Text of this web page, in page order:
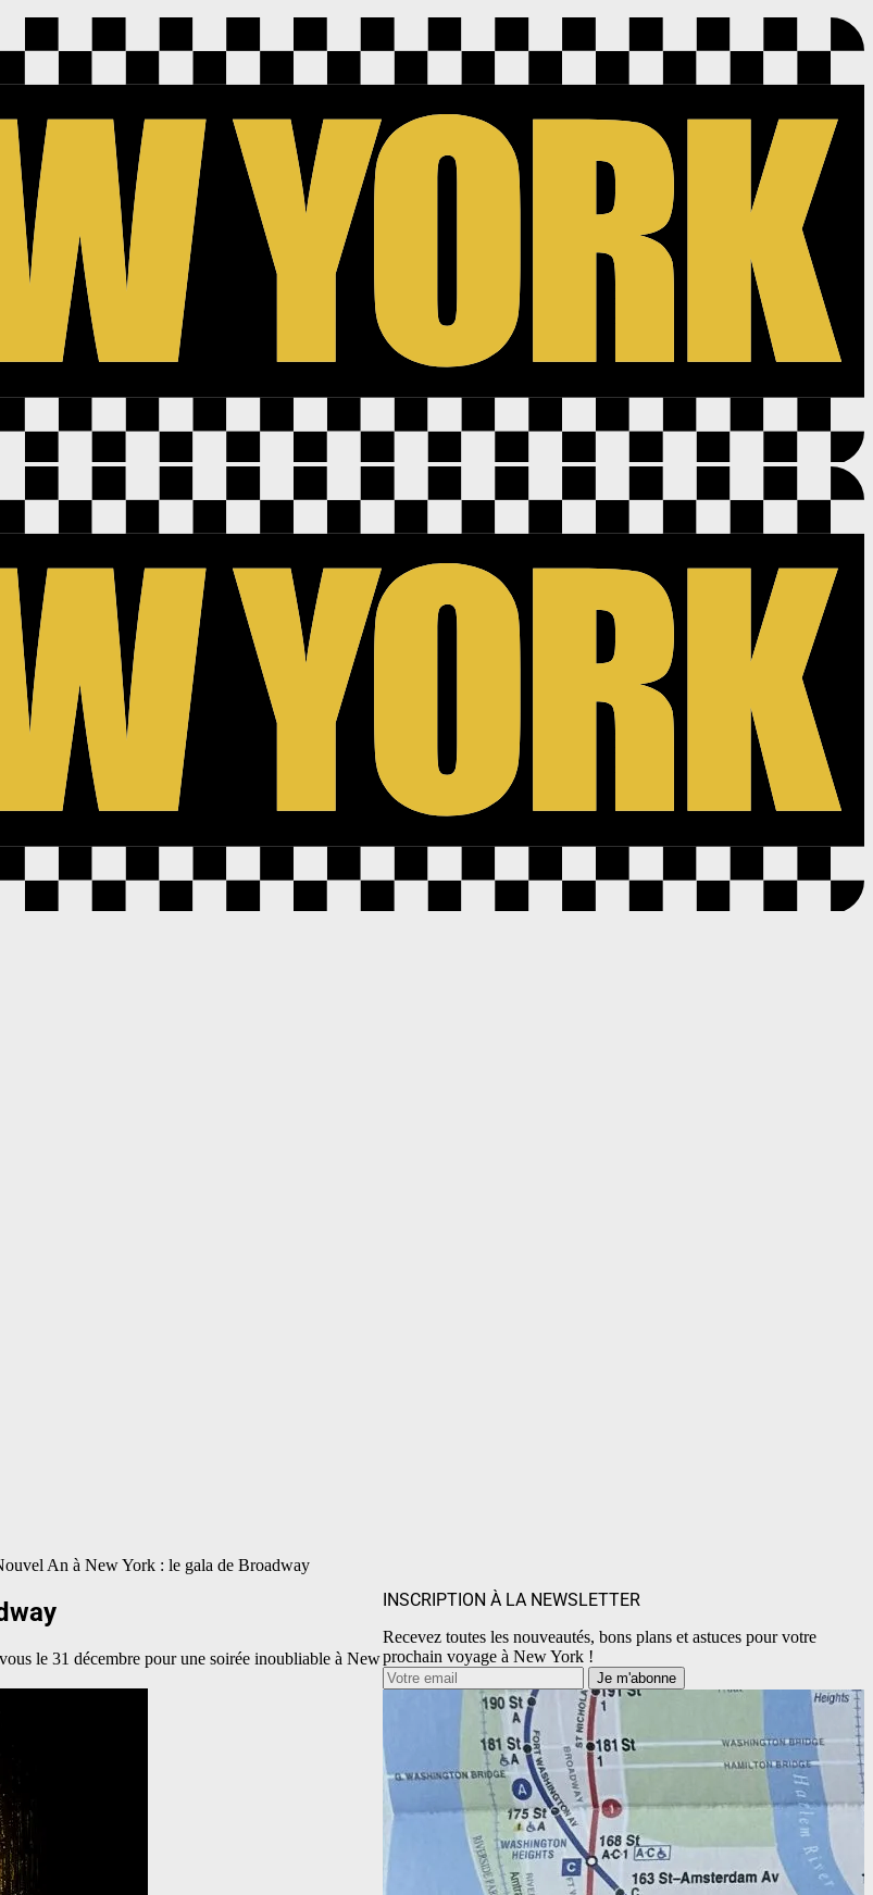
An à New York : le gala de Broadway
le 31 décembre pour une soirée inoubliable à New
INSCRIPTION À LA NEWSLETTER
Recevez toutes les nouveautés, bons plans et astuces pour votre
prochain voyage à New York !
Je m'abonne